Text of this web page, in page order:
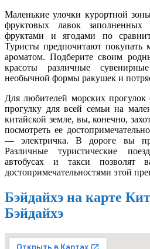
Маленькие улочки курортной
фруктовых лавок заполненных
фруктами и ягодами по
Туристы предпочитают
ароматом. Подберите своим
красоты различные
необычной формы ракушек и
Для любителей морских прогулок
прогулку для всей семьи на
китайской земле, вы, конечно,
посмотреть ее
— электричка. В дороге вы
Различные туристические
автобусах и такси позволят
достопримечательностями этой
Бэйдайхэ на карте
Бэйдайхэ